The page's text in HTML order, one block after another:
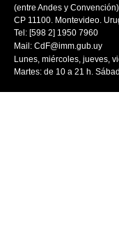
(entre Andes y Convención)
CP 11100. Montevideo.
Tel: [598 2] 1950 7960
Mail: CdF@imm.gub.uy
Lunes, miércoles, jueves,
Martes: de 10 a 21 h.